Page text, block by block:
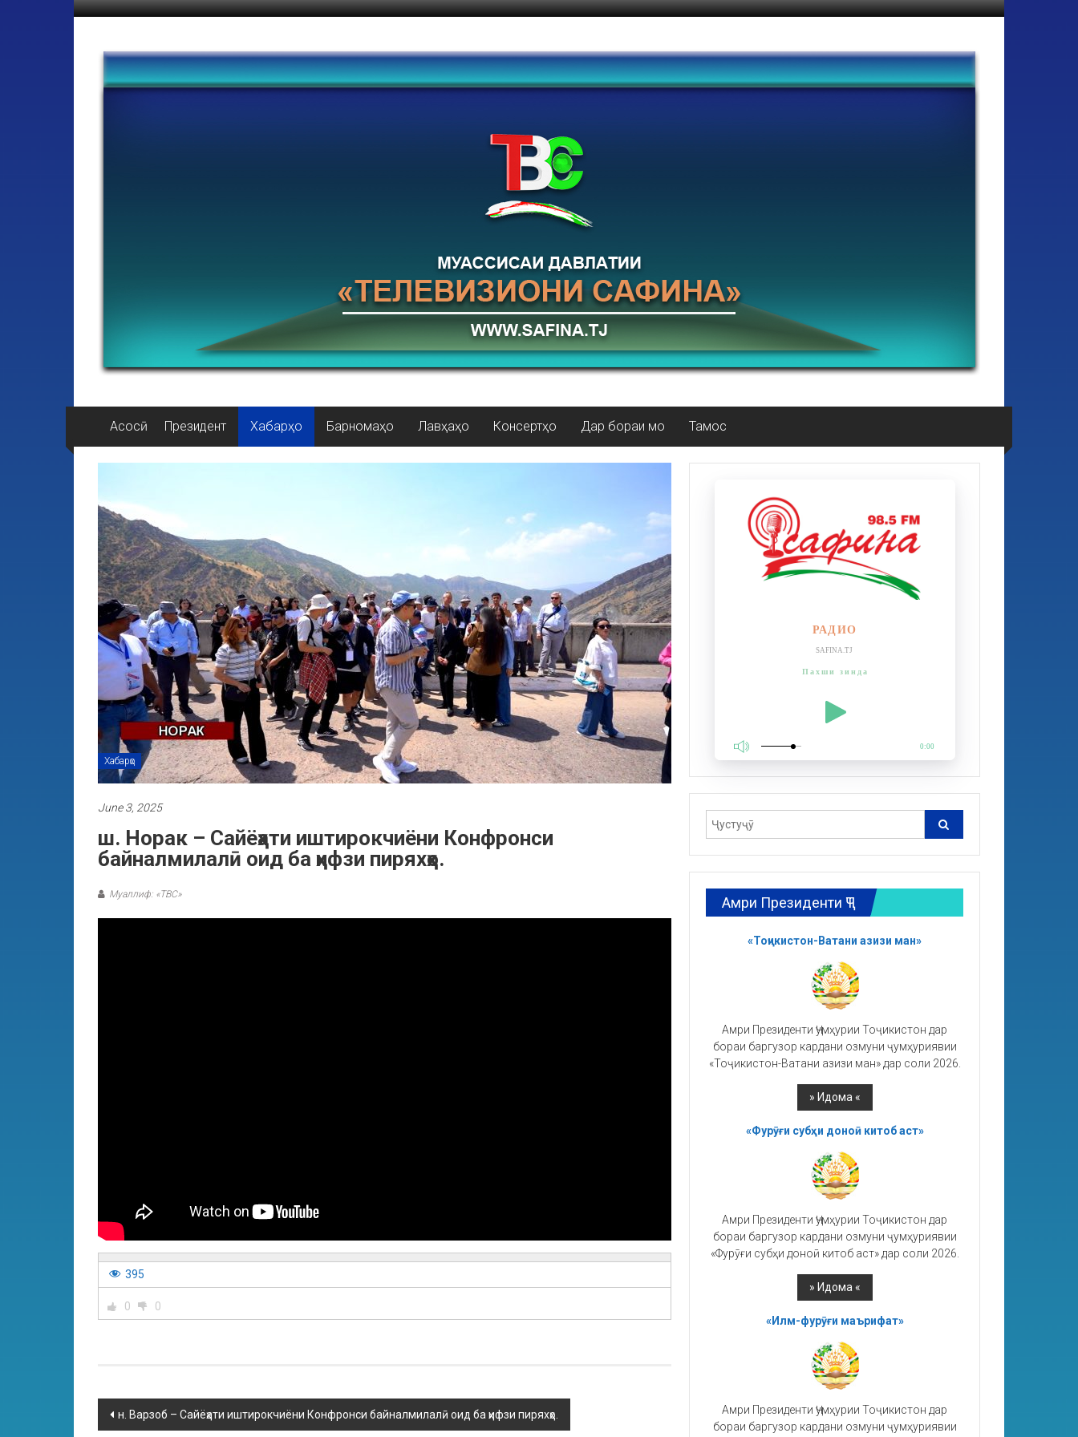
Асосӣ Президент Хабарҳо Барномаҳо Лавҳаҳо Консертҳо Дар бораи мо Тамос
Хабарҳо
June 3, 2025
ш. Норак – Сайёҳати иштирокчиёни Конфронси
байналмилалӣ оид ба ҳифзи пиряхҳо.
Муаллиф: «ТВС»
395
0 0
н. Варзоб – Сайёҳати иштирокчиёни Конфронси байналмилалӣ оид ба ҳифзи пиряхҳо.
РАДИО
SAFINA.TJ
Пахши зинда
0:00
Амри Президенти ҶТ
«Тоҷикистон-Ватани азизи ман»
Амри Президенти Ҷумҳурии Тоҷикистон дар
бораи баргузор кардани озмуни ҷумҳуриявии
«Тоҷикистон-Ватани азизи ман» дар соли 2026.
«Фурӯғи субҳи доноӣ китоб аст»
Амри Президенти Ҷумҳурии Тоҷикистон дар
бораи баргузор кардани озмуни ҷумҳуриявии
«Фурӯғи субҳи доноӣ китоб аст» дар соли 2026.
«Илм-фурӯғи маърифат»
Амри Президенти Ҷумҳурии Тоҷикистон дар
бораи баргузор кардани озмуни ҷумҳуриявии